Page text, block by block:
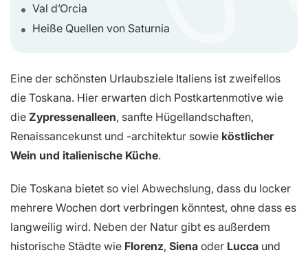
Val d’Orcia
Heiße Quellen von Saturnia
Eine der schönsten Urlaubsziele Italiens ist zweifellos
die Toskana. Hier erwarten dich Postkartenmotive wie
die Zypressenalleen, sanfte Hügellandschaften,
Renaissancekunst und -architektur sowie köstlicher
Wein und italienische Küche.
Die Toskana bietet so viel Abwechslung, dass du locker
mehrere Wochen dort verbringen könntest, ohne dass es
langweilig wird. Neben der Natur gibt es außerdem
historische Städte wie Florenz, Siena oder Lucca und